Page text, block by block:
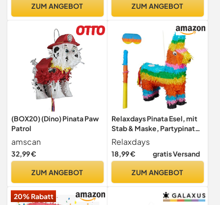
Mottopartys – Partyspiel
ZUM ANGEBOT ZUM ANGEBOT
(BOX20) (Dino) Pinata Paw
Patrol
amscan
32,99 €
ZUM ANGEBOT
Relaxdays Pinata Esel, mit
Stab & Maske, Partypinata
Kinder, Geburtstag, zum
Befüllen, HxBxT: 56 x 41 x 13
cm, bunt
Relaxdays
18,99 € gratis Versand
ZUM ANGEBOT
20% Rabatt